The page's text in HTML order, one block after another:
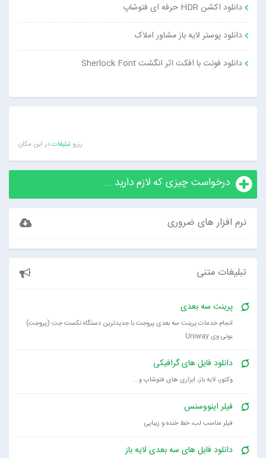
دانلود اکشن HDR حرفه ای فتوشاپ
دانلود پوستر لایه باز مشاور املاک
دانلود فونت با افکت اثر انگشت Sherlock Font
رزروتبلیغاتدر این مکان
درخواست چیزی که لازم دارید ...
نرم افزار های ضروری
تبلیغات متنی
پرینت سه بعدی
انجام خدمات پرینت سه بعدی پروجت با جدیدترین دستگاه نکست جت (پروجت)
یونی وی Uniway
دانلود فایل های گرافیکی
وکتور، لایه باز، ابزاری های فتوشاپ و...
فیلر اینووسنس
فیلر مناسب لب، خط خنده و زیبایی
دانلود فایل های سه بعدی لایه باز